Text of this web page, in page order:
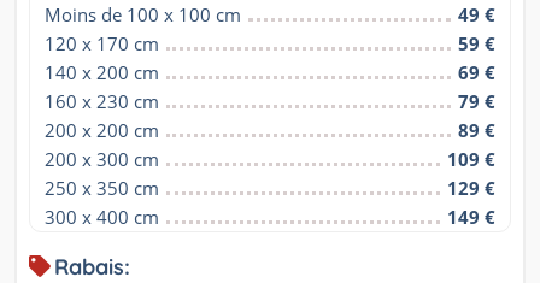
Moins de 100 x 100 cm
49 €
120 x 170 cm
59 €
140 x 200 cm
69 €
160 x 230 cm
79 €
200 x 200 cm
89 €
200 x 300 cm
109 €
250 x 350 cm
129 €
300 x 400 cm
149 €
Rabais: